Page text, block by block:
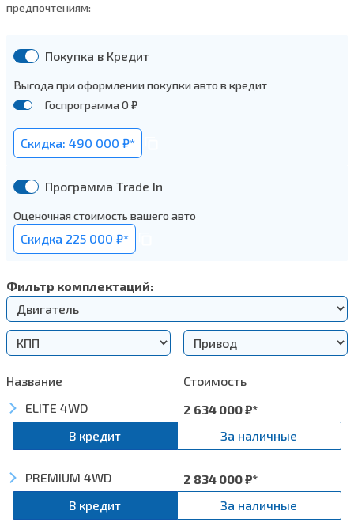
предпочтениям:
Покупка в Кредит
Выгода при оформлении покупки авто в кредит
Госпрограмма 0 ₽
Скидка: 490 000 ₽*
Программа Trade In
Оценочная стоимость вашего авто
Cкидка 225 000 ₽*
Фильтр комплектаций:
Название
Стоимость
ELITE 4WD
2 634 000₽*
В кредит
За наличные
Рейлинги на крыше и зеркала заднего вида,
PREMIUM 4WD 2 834 000₽*
В кредит
За наличные